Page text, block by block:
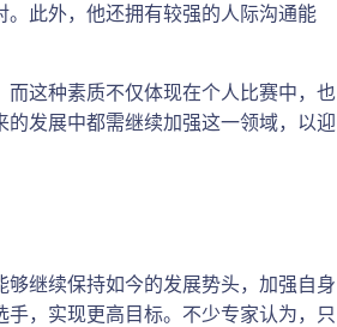
此外，他还拥有较强的人际沟通能
这种素质不仅体现在个人比赛中，也
发展中都需继续加强这一领域，以迎
继续保持如今的发展势头，加强自身
，实现更高目标。不少专家认为，只